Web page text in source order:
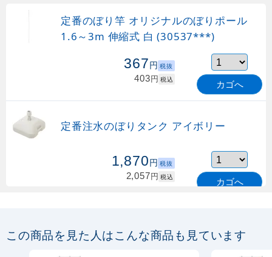
定番のぼり竿 オリジナルのぼりポール
1.6～3m 伸縮式 白 (30537***)
367円 税抜
403円 税込 カゴへ
定番注水のぼりタンク アイボリー
1,870円 税抜
2,057円 税込 カゴへ
1.6～3m 伸縮式 緑 (30537GRN)
この商品を見た人はこんな商品も見ています